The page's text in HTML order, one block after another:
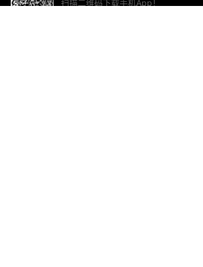
扫描二维码下载手机App！